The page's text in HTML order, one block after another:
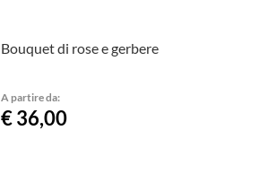
Bouquet di rose e gerbere
A partire da:
€ 36,00